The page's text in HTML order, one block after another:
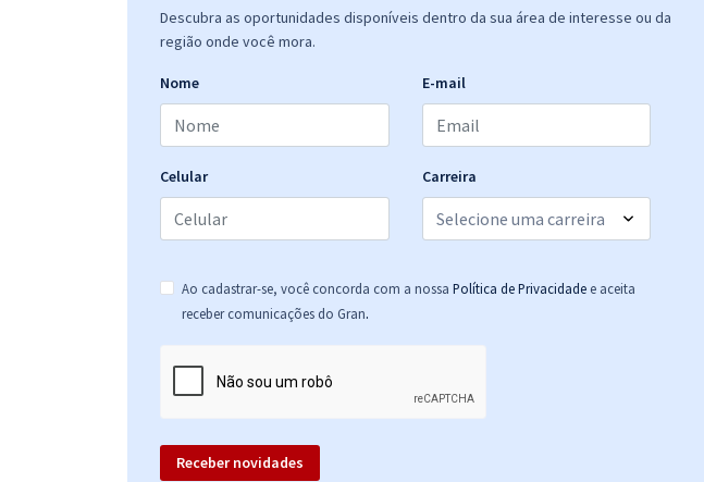
Descubra as oportunidades disponíveis dentro da sua área de interesse ou da
região onde você mora.
Nome E-mail
Celular Carreira
Ao cadastrar-se, você concorda com a nossa Política de Privacidade e aceita
receber comunicações do Gran.
Receber novidades